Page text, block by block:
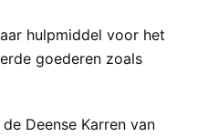
hulpmiddel voor het
goederen zoals
Deense Karren van